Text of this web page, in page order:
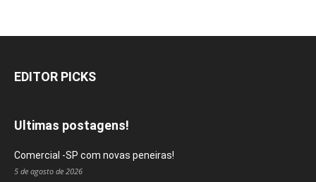
EDITOR PICKS
Ultimas postagens!
Comercial -SP com novas peneiras!
5 de agosto de 2026